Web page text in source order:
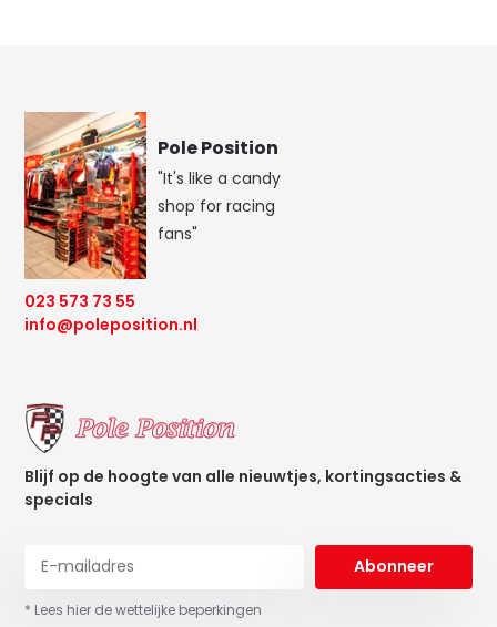
Pole Position
"It's like a candy
shop for racing
fans"
023 573 73 55
info@poleposition.nl
Blijf op de hoogte van alle nieuwtjes, kortingsacties &
specials
Abonneer
* Lees hier de wettelijke beperkingen